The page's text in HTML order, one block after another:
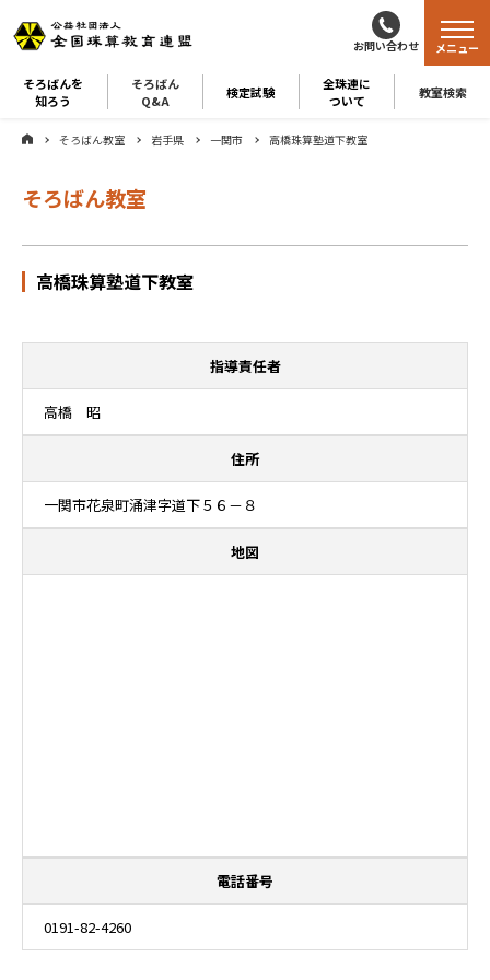
お問い合わせ
そろばんを
知ろう
そろばん
Q&A
検定試験
全珠連に
ついて
教室検索
メニュー
そろばん教室 岩手県 一関市 高橋珠算塾道下教室
そろばん教室
高橋珠算塾道下教室
指導責任者
高橋 昭
住所
一関市花泉町涌津字道下５６－８
地図
電話番号
0191-82-4260